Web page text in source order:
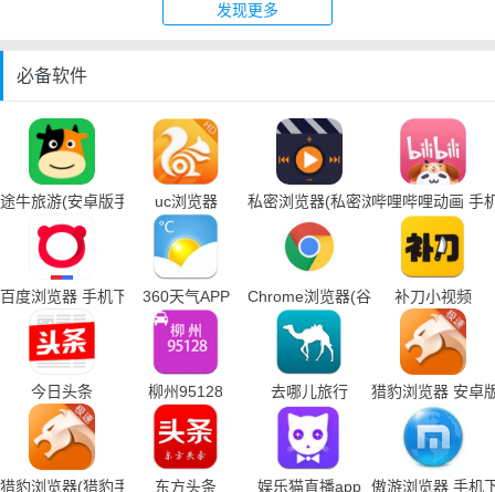
发现更多
必备软件
途牛旅游(安卓版手机下载)uc浏览器 私密浏览器(私密浏览器手机下载)
哔哩哔哩动画 手
百度浏览器 手机下载360天气APP Chrome浏览器(谷歌浏览器手机下
补刀小视频
今日头条 柳州95128 去哪儿旅行 猎豹浏览器 安卓
猎豹浏览器(猎豹手机浏览器下载)
东方头条 娱乐猫直播app 傲游浏览器 手机